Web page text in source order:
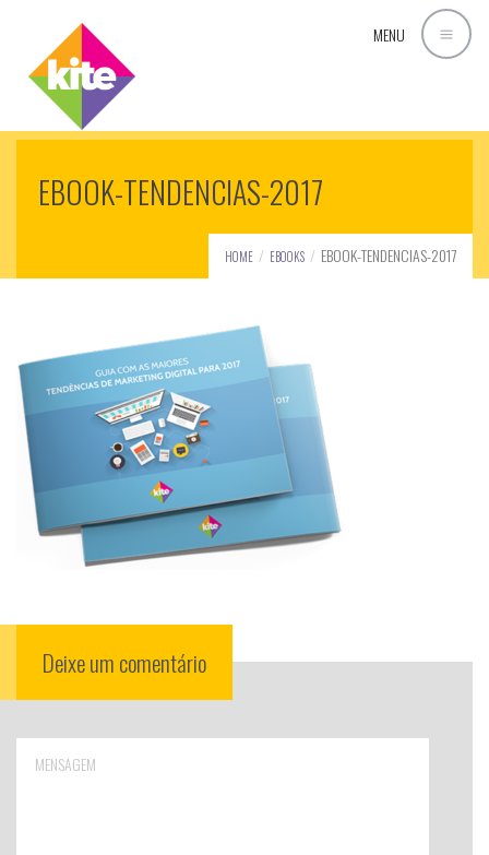
MENU
EBOOK-TENDENCIAS-2017
HOME EBOOKS EBOOK-TENDENCIAS-2017
Deixe um comentário